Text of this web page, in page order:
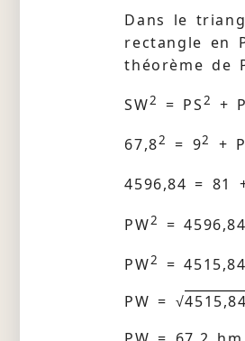
Dans le
rectangle en
théorème de
SW2 = PS2 +
67,82 = 92 +
4596,84 = 81
PW2 =
PW2
= 4515,84
PW = √4515,84